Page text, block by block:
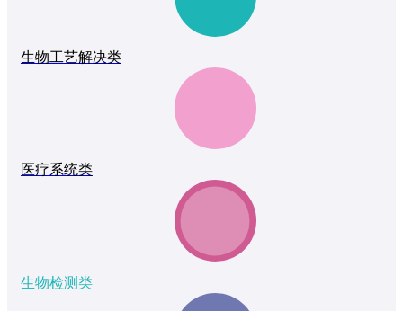
生物工艺解决类
医疗系统类
生物检测类